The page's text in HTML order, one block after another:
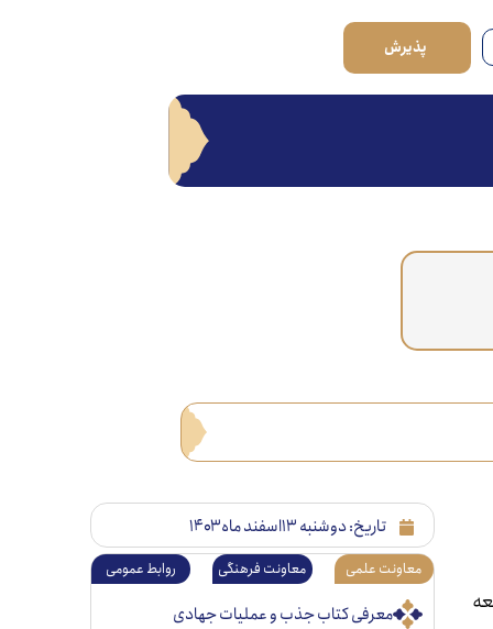
پذیرش
تاریخ:دوشنبه ۱۳اسفند ماه ۱۴۰۳
معاونت علمی معاونت فرهنگی روابط عمومی
معرفی کتاب جذب و عملیات جهادی